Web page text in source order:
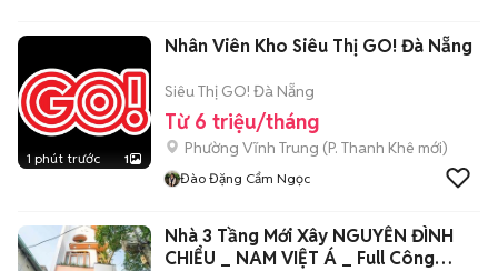
1 phút trước 1
Nhân Viên Kho Siêu Thị GO! Đà Nẵng
Siêu Thị GO! Đà Nẵng
Từ 6 triệu/tháng
Phường Vĩnh Trung (P. Thanh Khê mới)
Đào Đặng Cẩm Ngọc
Nhà 3 Tầng Mới Xây NGUYỄN ĐÌNH
CHIỂU _ NAM VIỆT Á _ Full Công